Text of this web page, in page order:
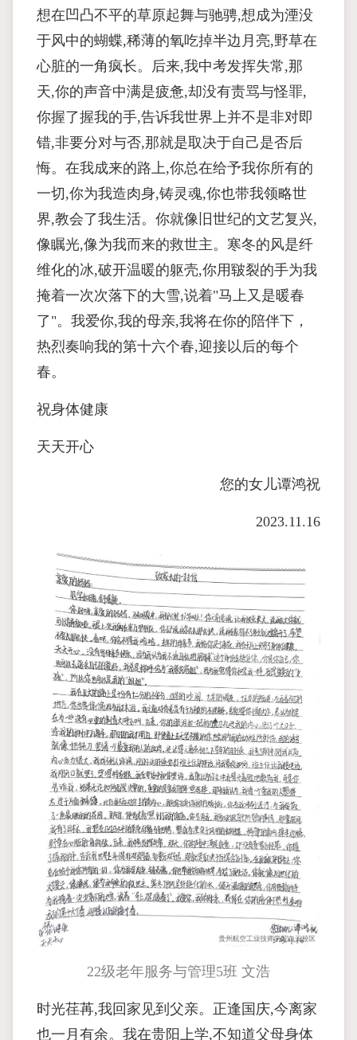
想在凹凸不平的草原起舞与驰骋,想成为湮没
于风中的蝴蝶,稀薄的氧吃掉半边月亮,野草在
心脏的一角疯长。后来,我中考发挥失常,那
天,你的声音中满是疲惫,却没有责骂与怪罪,
你握了握我的手,告诉我世界上并不是非对即
错,非要分对与否,那就是取决于自己是否后
悔。在我成来的路上,你总在给予我你所有的
一切,你为我造肉身,铸灵魂,你也带我领略世
界,教会了我生活。你就像旧世纪的文艺复兴,
像瞩光,像为我而来的救世主。寒冬的风是纤
维化的冰,破开温暖的躯壳,你用皲裂的手为我
掩着一次次落下的大雪,说着"马上又是暖春
了"。我爱你,我的母亲,我将在你的陪伴下，
热烈奏响我的第十六个春,迎接以后的每个
春。
祝身体健康
天天开心
您的女儿谭鸿祝
2023.11.16
22级老年服务与管理5班 文浩
时光荏苒,我回家见到父亲。正逢国庆,今离家
也一月有余。我在贵阳上学,不知道父母身体